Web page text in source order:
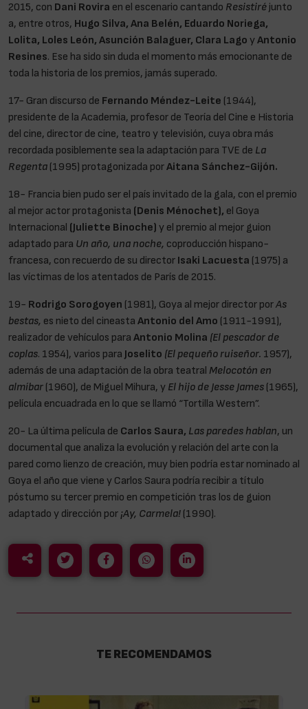
2015, con Dani Rovira en el escenario cantando Resistiré junto
a, entre otros, Hugo Silva, Ana Belén, Eduardo Noriega,
Lolita, Loles León, Asunción Balaguer, Clara Lago yAntonio
Resines. Ese ha sido sin duda el momento más emocionante de
toda la historia de los premios, jamás superado.
17- Gran discurso de Fernando Méndez-Leite (1944),
presidente de la Academia, profesor de Teoría del Cine e Historia
del cine, director de cine, teatro y televisión, cuya obra más
recordada posiblemente sea la adaptación para TVE de La
Regenta (1995) protagonizada porAitana Sánchez-Gijón.
18- Francia bien pudo ser el país invitado de la gala, con el premio
al mejor actor protagonista (Denis Ménochet), el Goya
Internacional (Juliette Binoche) y el premio al mejor guion
adaptado para Un año, una noche, coproducción hispano-
francesa, con recuerdo de su director Isaki Lacuesta (1975) a
las víctimas de los atentados de París de 2015.
19- Rodrigo Sorogoyen (1981), Goya al mejor director porAs
bestas, es nieto del cineasta Antonio del Amo (1911-1991),
realizador de vehículos para Antonio Molina (El pescador de
coplas. 1954), varios para Joselito (El pequeño ruiseñor. 1957),
además de una adaptación de la obra teatral Melocotón en
almíbar (1960), de Miguel Mihura, y El hijo de Jesse James (1965),
película encuadrada en lo que se llamó “Tortilla Western”.
20- La última película de Carlos Saura, Las paredes hablan, un
documental que analiza la evolución y relación del arte con la
pared como lienzo de creación, muy bien podría estar nominado al
Goya el año que viene y Carlos Saura podría recibir a título
póstumo su tercer premio en competición tras los de guion
adaptado y dirección por ¡Ay, Carmela! (1990).
TE RECOMENDAMOS